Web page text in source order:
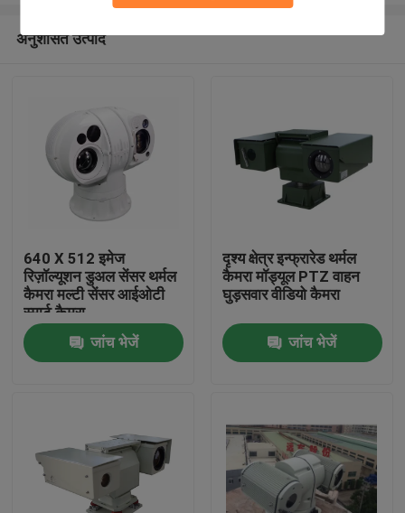
उत्पाद
हमारे बारे में
अनुशंसित उत्पाद
640 X 512 इमेज
रिज़ॉल्यूशन डुअल सेंसर थर्मल
कैमरा मल्टी सेंसर आईओटी
स्मार्ट कैमरा
जांच भेजें
दृश्य क्षेत्र इन्फ्रारेड थर्मल
कैमरा मॉड्यूल PTZ वाहन
घुड़सवार वीडियो कैमरा
जांच भेजें